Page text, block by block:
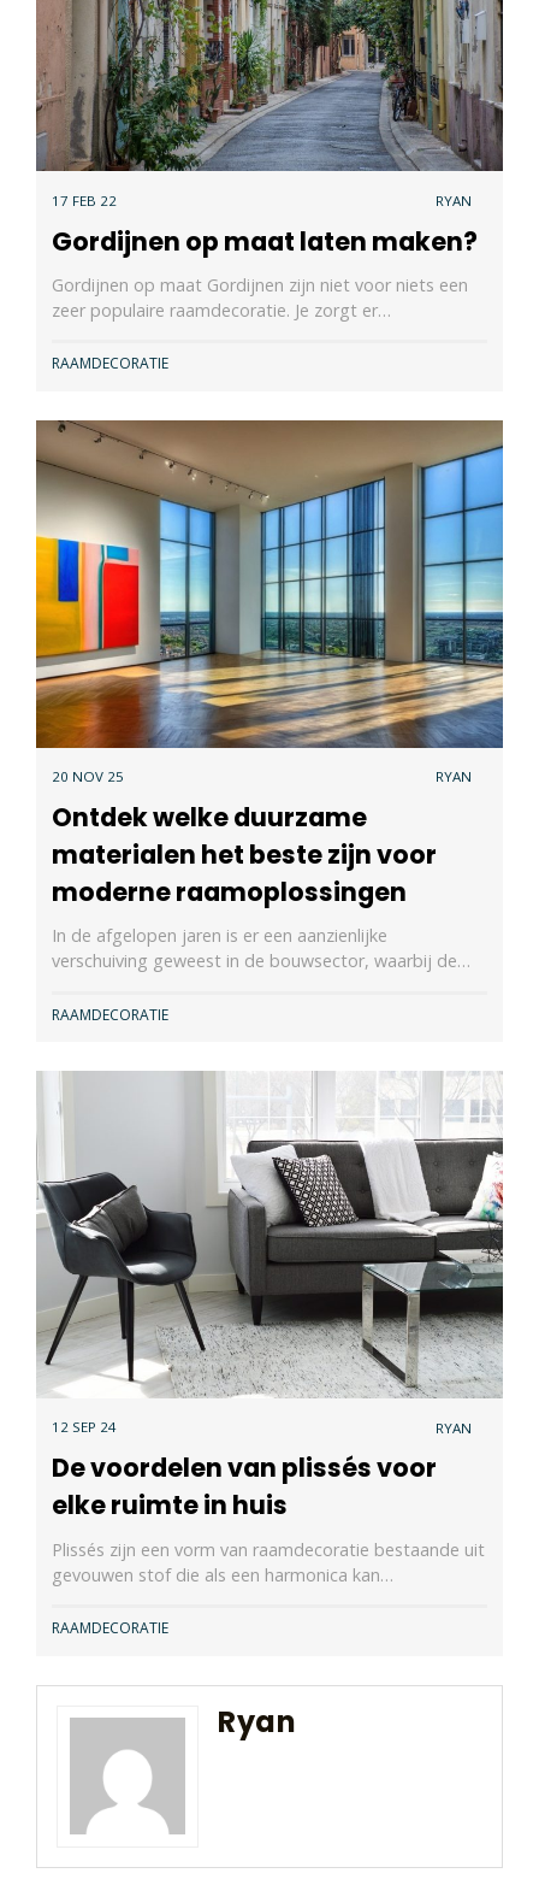
17 FEB 22 RYAN
Gordijnen op maat laten maken?
Gordijnen op maat Gordijnen zijn niet voor niets een
zeer populaire raamdecoratie. Je zorgt er…
RAAMDECORATIE
20 NOV 25 RYAN
Ontdek welke duurzame
materialen het beste zijn voor
moderne raamoplossingen
In de afgelopen jaren is er een aanzienlijke
verschuiving geweest in de bouwsector, waarbij de…
RAAMDECORATIE
12 SEP 24 RYAN
De voordelen van plissés voor
elke ruimte in huis
Plissés zijn een vorm van raamdecoratie bestaande uit
gevouwen stof die als een harmonica kan…
RAAMDECORATIE
Ryan